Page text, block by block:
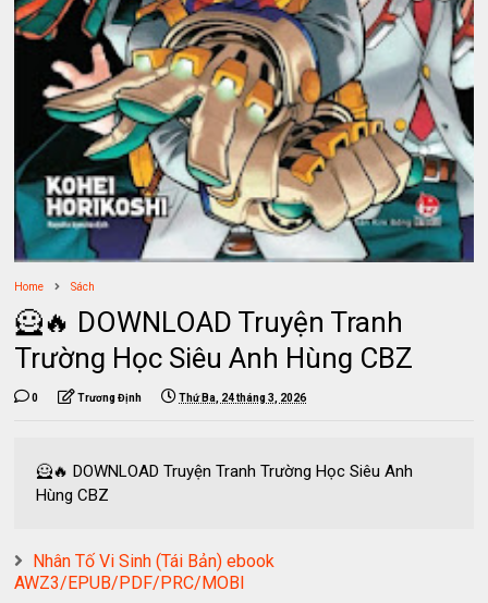
Home Sách
🦸‍🔥 DOWNLOAD Truyện Tranh
Trường Học Siêu Anh Hùng CBZ
0 Trương Định Thứ Ba, 24 tháng 3, 2026
🦸‍🔥 DOWNLOAD Truyện Tranh Trường Học Siêu Anh
Hùng CBZ
Nhân Tố Vi Sinh (Tái Bản) ebook
AWZ3/EPUB/PDF/PRC/MOBI